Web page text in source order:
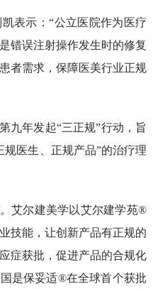
表示：“公立医院作为医疗
错误注射操作发生时的修复
者需求，保障医美行业正规
九年发起“三正规”行动，旨
医生、正规产品”的治疗理
艾尔建美学以艾尔建学苑®
技能，让创新产品有正规的
症获批，促进产品的合规化
是保妥适®在全球首个获批